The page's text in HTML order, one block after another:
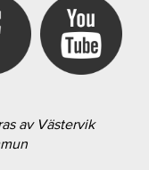
av Västervik